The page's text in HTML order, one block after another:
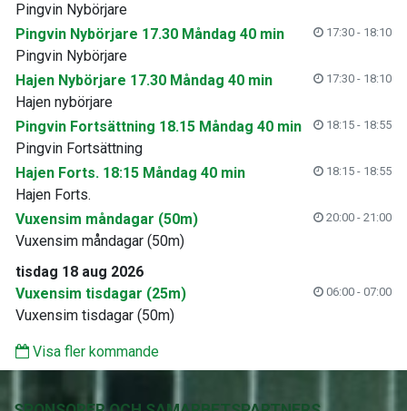
Pingvin Nybörjare
Pingvin Nybörjare 17.30 Måndag 40 min
17:30 - 18:10
Pingvin Nybörjare
Hajen Nybörjare 17.30 Måndag 40 min
17:30 - 18:10
Hajen nybörjare
Pingvin Fortsättning 18.15 Måndag 40 min
18:15 - 18:55
Pingvin Fortsättning
Hajen Forts. 18:15 Måndag 40 min
18:15 - 18:55
Hajen Forts.
Vuxensim måndagar (50m)
20:00 - 21:00
Vuxensim måndagar (50m)
tisdag 18 aug 2026
Vuxensim tisdagar (25m)
06:00 - 07:00
Vuxensim tisdagar (50m)
Visa fler kommande